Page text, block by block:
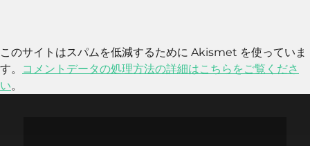
このサイトはスパムを低減するために Akismet を使っていま
す。
コメントデータの処理方法の詳細はこちらをご覧くださ
い。